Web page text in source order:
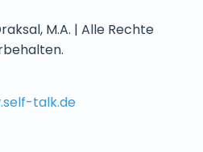
M.A. | Alle Rechte
talk.de